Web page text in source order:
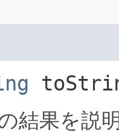
結果を説